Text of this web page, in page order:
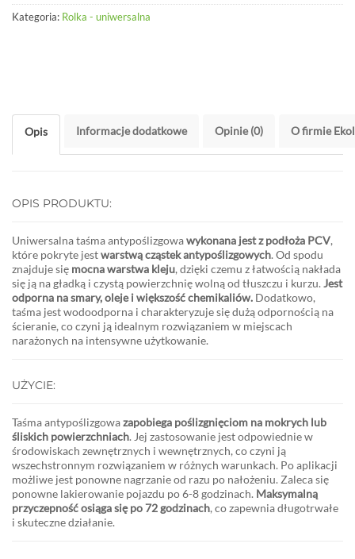
Kategoria: Rolka - uniwersalna
Opis Informacje dodatkowe Opinie (0) O firmie
OPIS PRODUKTU:
Uniwersalna taśma antypoślizgowawykonana jest z podłoża PCV,
które pokryte jestwarstwą cząstek antypoślizgowych. Od spodu
znajduje się mocna warstwa kleju, dzięki czemu z łatwością nakłada
się ją na gładką i czystą powierzchnię wolną od tłuszczu i kurzu.Jest
odporna na smary, oleje i większość chemikaliów. Dodatkowo,
taśma jest wodoodporna i charakteryzuje się dużą odpornością na
ścieranie, co czyni ją idealnym rozwiązaniem w miejscach
narażonych na intensywne użytkowanie.
UŻYCIE:
Taśma antypoślizgowazapobiega poślizgnięciom na mokrych lub
śliskich powierzchniach. Jej zastosowanie jest odpowiednie w
środowiskach zewnętrznych i wewnętrznych, co czyni ją
wszechstronnym rozwiązaniem w różnych warunkach. Po aplikacji
możliwe jest ponowne nagrzanie od razu po nałożeniu. Zaleca się
ponowne lakierowanie pojazdu po 6-8 godzinach. Maksymalną
przyczepność osiąga się po 72 godzinach, co zapewnia długotrwałe
i skuteczne działanie.